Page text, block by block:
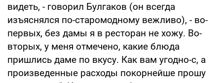
видеть, - говорил Булгаков (он всегда
изъяснялся по-старомодному вежливо), - во-
первых, без дамы я в ресторан не хожу. Во-
вторых, у меня отмечено, какие блюда
пришлись даме по вкусу. Как вам угодно-с, а
произведенные расходы покорнейше прошу